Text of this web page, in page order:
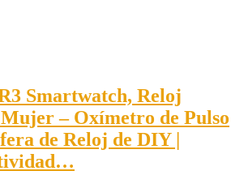
Smartwatch, Reloj
– Oxímetro de Pulso
de Reloj de DIY |